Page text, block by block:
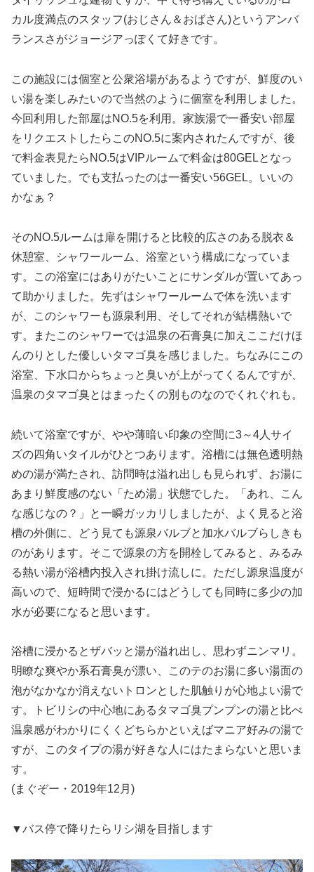
カル度満点のスタッフ(おじさん＆おばさん)というアンバ
ランスさがジョージアっぽくて好きです。
この施設には個室と公衆浴場があるようですが、鮮度のい
い湯を楽しみたいので当然のように個室を利用しました。
今回利用した部屋はNO.5を利用。家族湯で一番安い部屋
をリクエストしたらこのNO.5に案内されたんですが、後
で料金表見たらNO.5はVIPルームで料金は80GELとなっ
ていました。でも支払ったのは一番安い56GEL。いいの
かなぁ？
そのNO.5ルームは扉を開けると比較的広さのある脱衣＆
休憩室、シャワールーム、浴室という構成になっていま
す。この浴室にはありがたいことにサンダルが置いてあっ
て助かりました。先ずはシャワールームで体を洗います
が、このシャワーも源泉利用、そしてそれが結構熱いで
す。またこのシャワーでは温泉の石膏臭に加えここだけほ
んのりとした優しいタマゴ臭を感じました。ちなみにこの
浴室、下水口からちょっと臭いが上がってくるんですが、
温泉のタマゴ臭とはまったくの別ものなのでくれぐれも。
続いて浴室ですが、やや薄暗い印象の空間に3～4人サイ
ズの四角いタイルがひとつあります。浴槽には無色透明熱
めの湯が満たされ、訪問時は溢れ出しも見られず、お湯に
あまり鮮度感のない「ため湯」状態でした。「あれ、こん
な感じなの？」と一瞬ガッカリしましたが、よく見ると浴
槽の外側に、どう見ても源泉バルブと加水バルブらしきも
のがあります。そこで源泉の方を開栓してみると、みるみ
る熱い湯が浴槽内投入され掛け流しに。ただし源泉温度が
高いので、短時間で浸かるにはどうしても同時に多少の加
水が必要になると思います。
浴槽に浸かるとザバッと湯が溢れ出し、思わずニンマリ。
明瞭な爽やか系石膏臭が漂い、このテのお湯に多い湯面の
泡がなかなか消えないトロンとした肌触りが心地よい湯で
す。トビリシの中心地にあるタマゴ臭プンプンの湯と比べ
温泉感がわかりにくくどちらかといえばマニア好みの湯で
すが、このタイプの湯が好きな人にはたまらないと思いま
す。
(まぐぞー・2019年12月)
▼バス停で降りたらリシ湖を目指します